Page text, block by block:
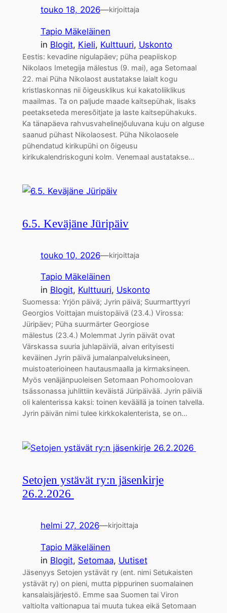
touko 18, 2026—kirjoittaja
Tapio Mäkeläinen
in Blogit, Kieli, Kulttuuri, Uskonto
Eestis: kevadine nigulapäev; püha peapiiskop
Nikolaos Imetegija mälestus (9. mai), aga Setomaal
22. mai Püha Nikolaost austatakse laialt kogu
kristlaskonnas nii õigeusklikus kui kakatoliiklikus
maailmas. Ta on paljude maade kaitsepühak, lisaks
peetakseteda meresõitjate ja laste kaitsepühakuks.
Ka tänapäeva rahvusvahelinejõuluvana kuju on alguse
saanud pühast Nikolaosest. Püha Nikolaosele
pühendatud kirikupühi on õigeusu
kirikukalendriskoguni kolm. Venemaal austatakse…
6.5. Keväjäne Jüripäiv
touko 10, 2026—kirjoittaja
Tapio Mäkeläinen
in Blogit, Kulttuuri, Uskonto
Suomessa: Yrjön päivä; Jyrin päivä; Suurmarttyyri
Georgios Voittajan muistopäivä (23.4.) Virossa:
Jüripäev; Püha suurmärter Georgiose
mälestus (23.4.) Molemmat Jyrin päivät ovat
Värskassa suuria juhlapäiviä, aivan erityisesti
keväinen Jyrin päivä jumalanpalveluksineen,
muistoaterioineen hautausmaalla ja kirmaksineen.
Myös venäjänpuoleisen Setomaan Pohomoolovan
tsässonassa juhlittiin keväistä Jüripäivää. Jyrin päiviä
oli kalenterissa kaksi: toinen keväällä ja toinen talvella.
Jyrin päivän nimi tulee kirkkokalenterista, se on…
Setojen ystävät ry:n jäsenkirje
26.2.2026
helmi 27, 2026—kirjoittaja
Tapio Mäkeläinen
in Blogit, Setomaa, Uutiset
Jäsenyys Setojen ystävät ry (ent. nimi Setukaisten
ystävät ry) on pieni, mutta pippurinen suomalainen
kansalaisjärjestö. Emme saa Suomen tai Viron
valtiolta valtionapua tai muuta tukea eikä Setomaan